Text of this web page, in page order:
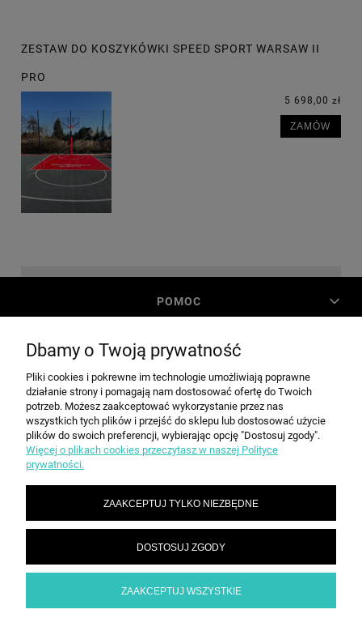
ZESTAW DO KOSZYKÓWKI SPEED SPORT WARSAW II
PRO
5 698,00 zł
ZAMÓW
POMOC
MOJE KONTO
PŁATNOŚCI I DOSTAWA
INFORMACJE
O NAS
SPEED grupa Sp. z o.o. | ul. Parkowa 12, 05-200 Wołomin |sekretariat@spd.pl
Dbamy o Twoją prywatność
Pliki cookies i pokrewne im technologie umożliwiają poprawne
działanie strony i pomagają nam dostosować ofertę do Twoich
potrzeb. Możesz zaakceptować wykorzystanie przez nas
wszystkich tych plików i przejść do sklepu lub dostosować użycie
plików do swoich preferencji, wybierając opcję "Dostosuj zgody".
Więcej o plikach cookies przeczytasz w naszej Polityce
prywatności.
ZAAKCEPTUJ TYLKO NIEZBĘDNE
DOSTOSUJ ZGODY
ZAAKCEPTUJ WSZYSTKIE